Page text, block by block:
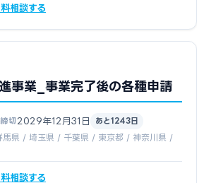
相談する
事業_事業完了後の各種申請
締切 2029年12月31日 あと1243日
県 / 埼玉県 / 千葉県 / 東京都 / 神奈川県 /
相談する